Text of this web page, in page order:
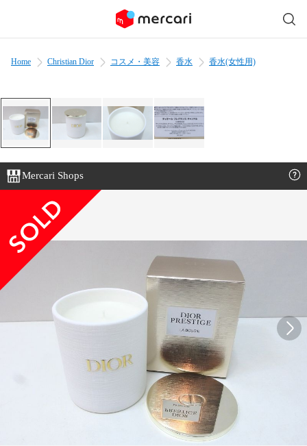
Home Christian Dior コスメ・美容 香水 香水(女性用)
Mercari Shops